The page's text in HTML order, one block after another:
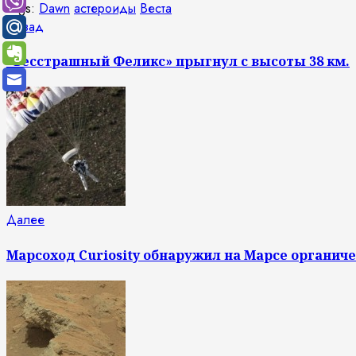
Tags: Dawn астероиды Веста
Продолжить
чтение
Назад
«Бесстрашный Феликс» прыгнул с высоты 38 км.
ДалееСледующая
Марсоход Curiosity обнаружил на Марсе